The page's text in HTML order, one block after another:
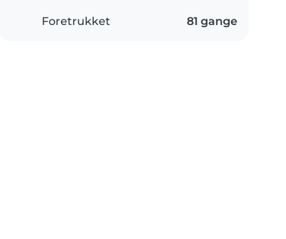
Foretrukket 81 gange